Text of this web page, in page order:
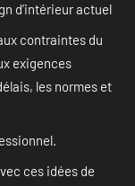
d’intérieur actuel
contraintes du
exigences
les normes et
ces idées de